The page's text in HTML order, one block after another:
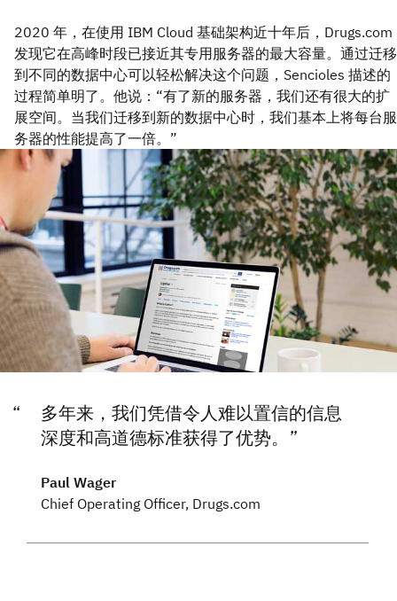
2020 年，在使用 IBM Cloud 基础架构近十年后，Drugs.com
发现它在高峰时段已接近其专用服务器的最大容量。通过迁移
到不同的数据中心可以轻松解决这个问题，Sencioles 描述的
过程简单明了。他说：“有了新的服务器，我们还有很大的扩
展空间。当我们迁移到新的数据中心时，我们基本上将每台服
务器的性能提高了一倍。”
多年来，我们凭借令人难以置信的信息
深度和高道德标准获得了优势。
Paul Wager
Chief Operating Officer, Drugs.com